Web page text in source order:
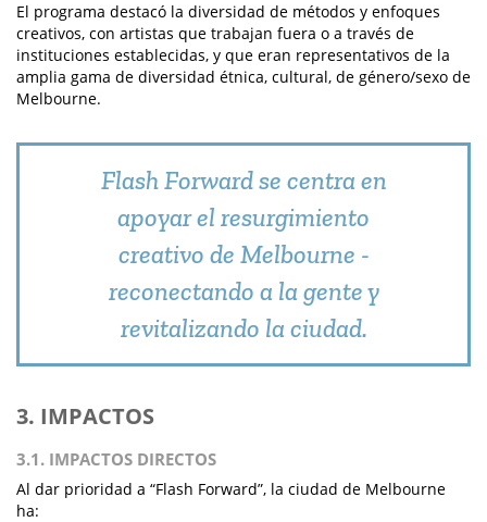
El programa destacó la diversidad de métodos y enfoques
creativos, con artistas que trabajan fuera o a través de
instituciones establecidas, y que eran representativos de la
amplia gama de diversidad étnica, cultural, de género/sexo de
Melbourne.
Flash Forward se centra en
apoyar el resurgimiento
creativo de Melbourne -
reconectando a la gente y
revitalizando la ciudad.
3. IMPACTOS
3.1. IMPACTOS DIRECTOS
Al dar prioridad a “Flash Forward”, la ciudad de Melbourne
ha: